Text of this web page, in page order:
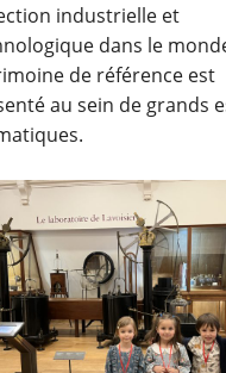
industrielle et
dans le
de référence est
au sein de grands